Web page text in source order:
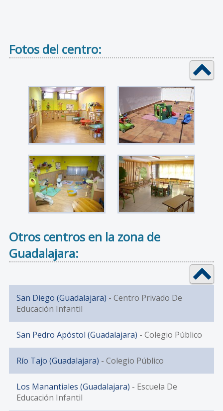
Fotos del centro:
Otros centros en la zona de
Guadalajara:
San Diego (Guadalajara) - Centro Privado De
Educación Infantil
San Pedro Apóstol (Guadalajara) - Colegio Público
Río Tajo (Guadalajara) - Colegio Público
Los Manantiales (Guadalajara) - Escuela De
Educación Infantil